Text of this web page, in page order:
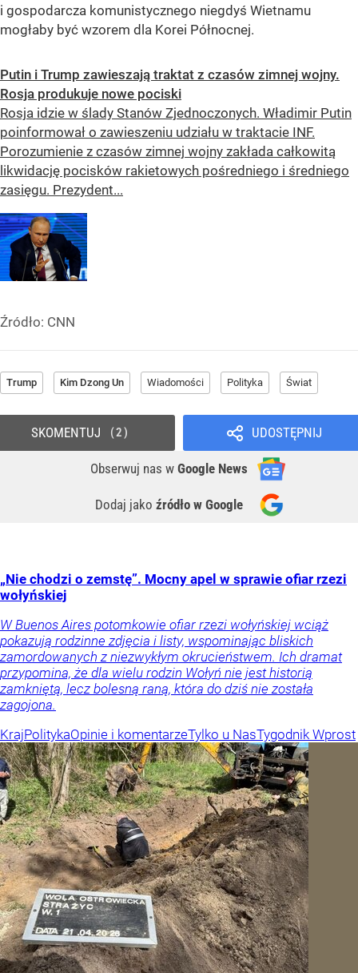
i gospodarcza komunistycznego niegdyś Wietnamu
mogłaby być wzorem dla Korei Północnej.
Putin i Trump zawieszają traktat z czasów zimnej wojny.
Rosja produkuje nowe pociski
Rosja idzie w ślady Stanów Zjednoczonych. Władimir Putin
poinformował o zawieszeniu udziału w traktacie INF.
Porozumienie z czasów zimnej wojny zakłada całkowitą
likwidację pocisków rakietowych pośredniego i średniego
zasięgu. Prezydent...
Źródło: CNN
Trump Kim Dzong Un Wiadomości Polityka Świat
UDOSTĘPNIJ
Obserwuj nas w Google News
Dodaj jako źródło w Google
SKOMENTUJ 2
„Nie chodzi o zemstę”. Mocny apel w sprawie ofiar rzezi
wołyńskiej
W Buenos Aires potomkowie ofiar rzezi wołyńskiej wciąż
pokazują rodzinne zdjęcia i listy, wspominając bliskich
zamordowanych z niezwykłym okrucieństwem. Ich dramat
przypomina, że dla wielu rodzin Wołyń nie jest historią
zamkniętą, lecz bolesną raną, która do dziś nie została
zagojona.
KrajPolitykaOpinie i komentarzeTylko u NasTygodnik Wprost